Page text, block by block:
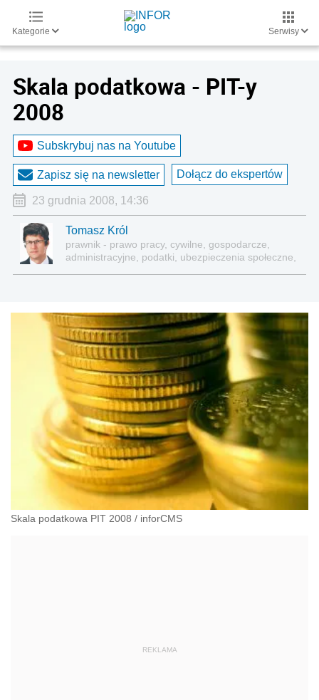
Kategorie Serwisy
Skala podatkowa - PIT-y
2008
Subskrybuj nas na Youtube
Zapisz się na newsletter Dołącz do ekspertów
23 grudnia 2008, 14:36
Tomasz Król
prawnik - prawo pracy, cywilne, gospodarcze,
administracyjne, podatki, ubezpieczenia społeczne,
Skala podatkowa PIT 2008 / inforCMS